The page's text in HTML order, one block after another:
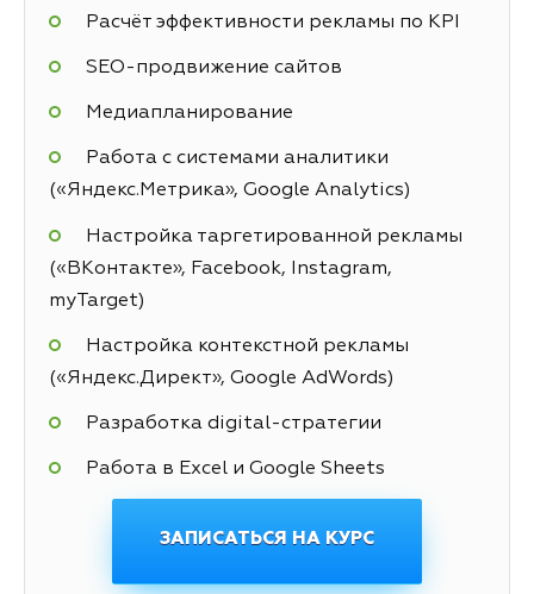
Расчёт эффективности рекламы по KPI
SEO-продвижение сайтов
Медиапланирование
Работа с системами аналитики
(«Яндекс.Метрика», Google Analytics)
Настройка таргетированной рекламы
(«ВКонтакте», Facebook, Instagram,
myTarget)
Настройка контекстной рекламы
(«Яндекс.Директ», Google AdWords)
Разработка digital-стратегии
Работа в Excel и Google Sheets
ЗАПИСАТЬСЯ НА КУРС